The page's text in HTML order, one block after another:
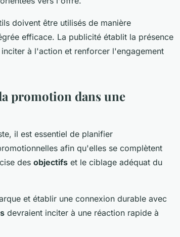
doivent être utilisés de manière
efficace. La publicité établit la présence
à l'action et renforcer l'engagement
promotion dans une
il est essentiel de planifier
afin qu'elles se complètent
des objectifs et le ciblage adéquat du
et établir une connexion durable avec
devraient inciter à une réaction rapide à